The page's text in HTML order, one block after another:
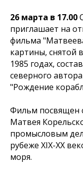
26 марта в 17.00
приглашает на
фильма
картины, снятой
1985 годах,
северного
"Рождение
Фильм посвящен
Матвея
промысловым
рубеже XIX-XX
моря.